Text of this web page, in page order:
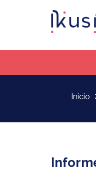
Inicio